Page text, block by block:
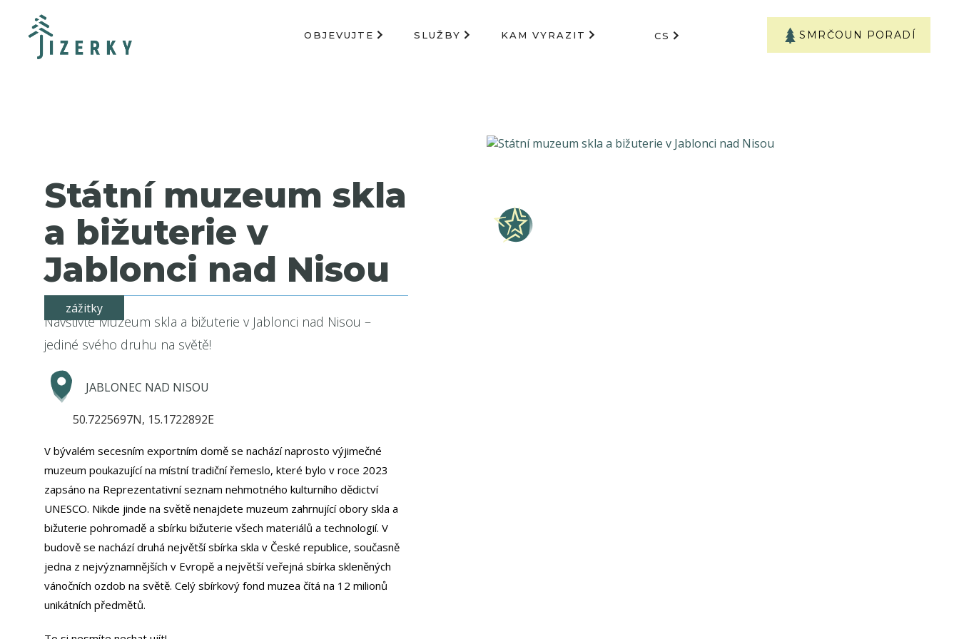
OBJEVUJTE SLUŽBY KAM VYRAZIT CS SMRČOUN PORADÍ
Státní muzeum skla
a bižuterie v
Jablonci nad Nisou
zážitky
Navštivte Muzeum skla a bižuterie v Jablonci nad Nisou –
jediné svého druhu na světě!
JABLONEC NAD NISOU
50.7225697N, 15.1722892E
V bývalém secesním exportním domě se nachází naprosto výjimečné
muzeum poukazující na místní tradiční řemeslo, které bylo v roce 2023
zapsáno na Reprezentativní seznam nehmotného kulturního dědictví
UNESCO. Nikde jinde na světě nenajdete muzeum zahrnující obory skla a
bižuterie pohromadě a sbírku bižuterie všech materiálů a technologií. V
budově se nachází druhá největší sbírka skla v České republice, současně
jedna z nejvýznamnějších v Evropě a největší veřejná sbírka skleněných
vánočních ozdob na světě. Celý sbírkový fond muzea čítá na 12 milionů
unikátních předmětů.